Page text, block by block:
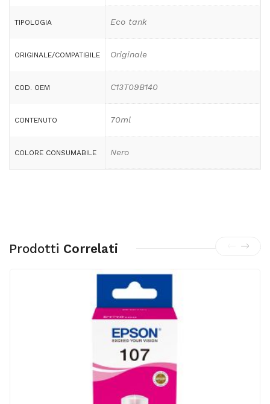
TIPOLOGIA Eco tank
ORIGINALE/COMPATIBILE Originale
COD. OEM C13T09B140
CONTENUTO 70ml
COLORE CONSUMABILE Nero
Prodotti Correlati